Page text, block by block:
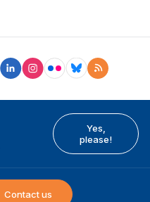
Yes,
please!
Contact us